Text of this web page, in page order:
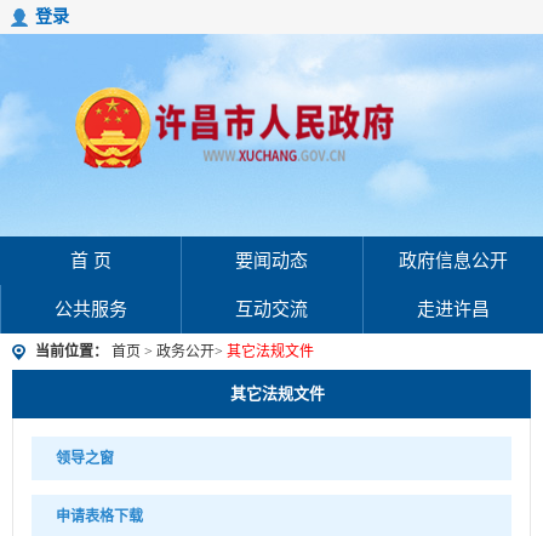
登录
首 页 要闻动态 政府信息公开
公共服务 互动交流 走进许昌
当前位置： 首页 > 政务公开> 其它法规文件
其它法规文件
领导之窗
申请表格下载